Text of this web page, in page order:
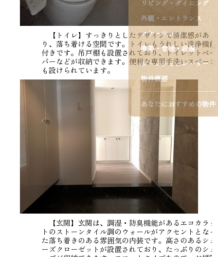
リビング・ダイニング
外観・エントランス
ロケーション
概要・管理・設備
ローンシミュレーター
物件概要
あなたにおすすめの物件
【トイレ】すっきりとしたデザインで清潔感があ
り、落ち着ける空間です。トイレもうれしい洗浄機能
付きです。吊戸棚も設置されており、トイレットペー
パーなどが収納できます。便利な専用手洗いスペース
も設けられています。
【玄関】玄関は、調湿・防臭機能があるエコカラッ
トのストーンタイル調のウォールがアクセントとなっ
た落ち着きのある雰囲気の内装です。高さのあるシュ
ーズクローゼットが設置されており、たっぷりのシュ